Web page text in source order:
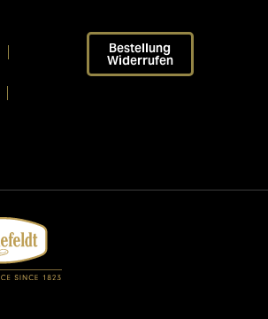
Bestellung
Widerrufen